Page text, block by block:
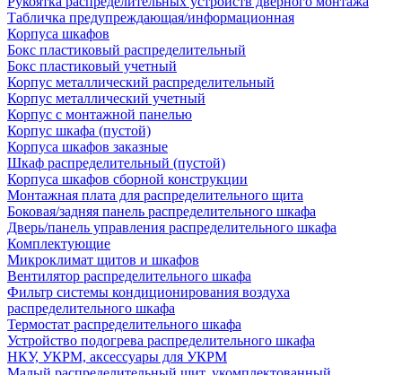
Табличка предупреждающая/информационная
Корпуса шкафов
Бокс пластиковый распределительный
Бокс пластиковый учетный
Корпус металлический распределительный
Корпус металлический учетный
Корпус с монтажной панелью
Корпус шкафа (пустой)
Корпуса шкафов заказные
Шкаф распределительный (пустой)
Корпуса шкафов сборной конструкции
Монтажная плата для распределительного щита
Боковая/задняя панель распределительного шкафа
Дверь/панель управления распределительного шкафа
Комплектующие
Микроклимат щитов и шкафов
Вентилятор распределительного шкафа
Фильтр системы кондиционирования воздуха
распределительного шкафа
Термостат распределительного шкафа
Устройство подогрева распределительного шкафа
НКУ, УКРМ, аксессуары для УКРМ